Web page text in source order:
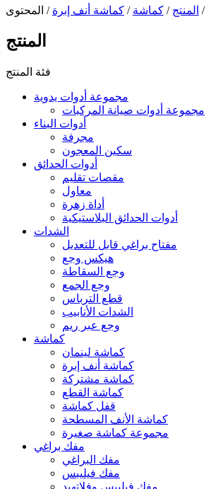
/ المنتج / كماشة / كماشة أنف إبرة / المحتوى
المنتج
فئة المنتج
مجموعة أدوات يدوية
مجموعة أدوات صيانة المركبات
أدوات البناء
مجرفة
سكين المعجون
أدوات الحدائق
مقصات تقليم
معاول
أداة زهرة
أدوات الحدائق البلاستيكية
الشدات
مفتاح براغي قابل للتعديل
هيكس وجع
وجع السقاطة
وجع الجمع
قطع الترباس
الشدات الأنابيب
وجع عبر ريم
كماشة
كماشة لينمان
كماشة أنف إبرة
كماشة مشتركة
كماشة القطع
قفل كماشة
كماشة الأنف المسطحة
مجموعة كماشة صغيرة
مفك براغي
مفك البراغي
مفك فيليبس